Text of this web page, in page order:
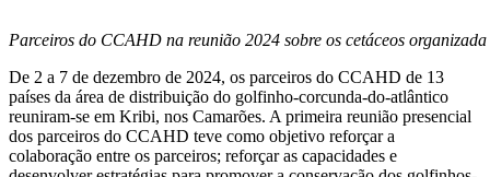
Parceiros do CCAHD na reunião 2024 sobre os cetáceos
De 2 a 7 de dezembro de 2024, os parceiros do CCAHD de 13
países da área de distribuição do golfinho-corcunda-do-atlântico
reuniram-se em Kribi, nos Camarões. A primeira reunião presencial
dos parceiros do CCAHD teve como objetivo reforçar a
colaboração entre os parceiros; reforçar as capacidades e